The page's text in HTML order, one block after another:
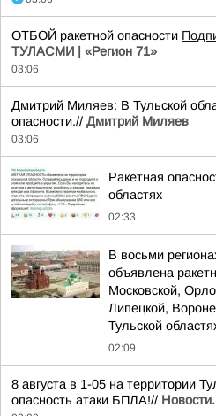
ОТБОЙ ракетной опасности
ТУЛАСМИ | «Регион 71»
03:06
Дмитрий Миляев: В Тульской
опасности.// Дмитрий Миляев
03:06
Ракетная
областях
02:33
В восьми
объявлена
Московской,
Липецкой,
Тульской
02:09
8 августа в 1-05 на территории
опасность атаки БПЛА!//